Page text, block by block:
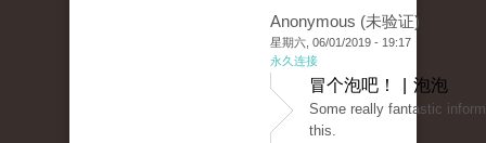
Anonymous (未验证)
星期六, 06/01/2019 - 19:17
永久连接
冒个泡吧！ | 泡泡
Some really fantastic
this.